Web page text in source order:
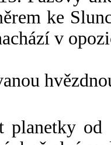
ke
v
planetky od